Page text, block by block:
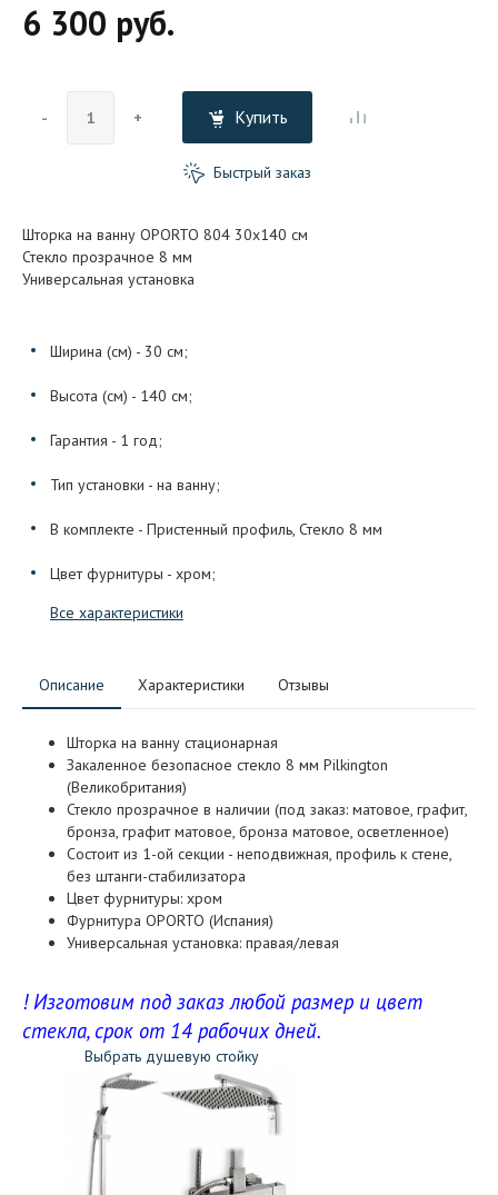
6 300 руб.
- + Купить
Быстрый заказ
Шторка на ванну OPORTO 804 30x140 см
Стекло прозрачное 8 мм
Универсальная установка
Ширина (см) - 30 см;
Высота (см) - 140 см;
Гарантия - 1 год;
Тип установки - на ванну;
В комплекте - Пристенный профиль, Стекло 8 мм
Цвет фурнитуры - хром;
Все характеристики
Описание Характеристики Отзывы
Шторка на ванну стационарная
Закаленное безопасное стекло 8 мм Pilkington
(Великобритания)
Стекло прозрачное в наличии (под заказ: матовое, графит,
бронза, графит матовое, бронза матовое, осветленное)
Состоит из 1-ой секции - неподвижная, профиль к стене,
без штанги-стабилизатора
Цвет фурнитуры: хром
Фурнитура OPORTO (Испания)
Универсальная установка: правая/левая
! Изготовим под заказ любой размер и цвет
стекла, срок от 14 рабочих дней.
Выбрать душевую стойку